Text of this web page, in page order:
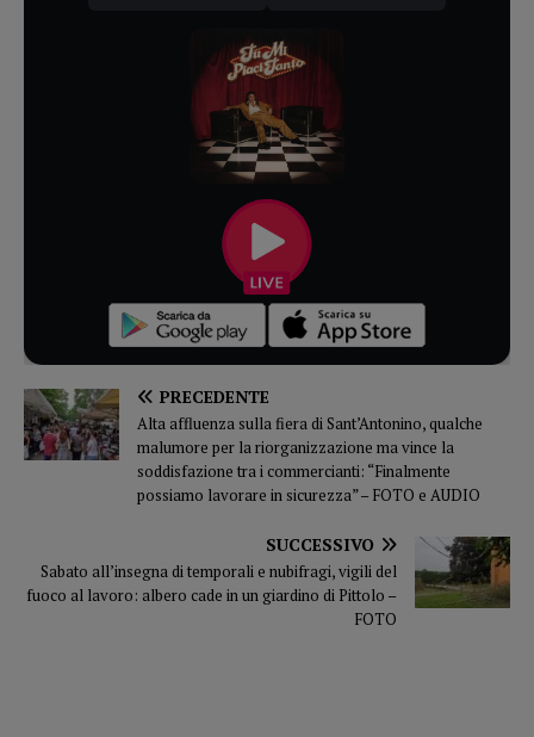
PRECEDENTE
Alta affluenza sulla fiera di Sant’Antonino, qualche
malumore per la riorganizzazione ma vince la
soddisfazione tra i commercianti: “Finalmente
possiamo lavorare in sicurezza” – FOTO e AUDIO
SUCCESSIVO
Sabato all’insegna di temporali e nubifragi, vigili del
fuoco al lavoro: albero cade in un giardino di Pittolo –
FOTO